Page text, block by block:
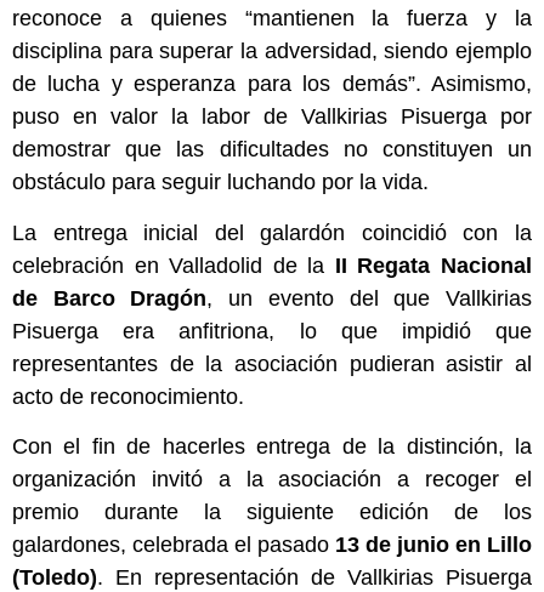
reconoce a quienes “mantienen la fuerza y la
disciplina para superar la adversidad, siendo ejemplo
de lucha y esperanza para los demás”. Asimismo,
puso en valor la labor de Vallkirias Pisuerga por
demostrar que las dificultades no constituyen un
obstáculo para seguir luchando por la vida.
La entrega inicial del galardón coincidió con la
celebración en Valladolid de la II Regata Nacional
de Barco Dragón, un evento del que Vallkirias
Pisuerga era anfitriona, lo que impidió que
representantes de la asociación pudieran asistir al
acto de reconocimiento.
Con el fin de hacerles entrega de la distinción, la
organización invitó a la asociación a recoger el
premio durante la siguiente edición de los
galardones, celebrada el pasado 13 de junio en Lillo
(Toledo). En representación de Vallkirias Pisuerga